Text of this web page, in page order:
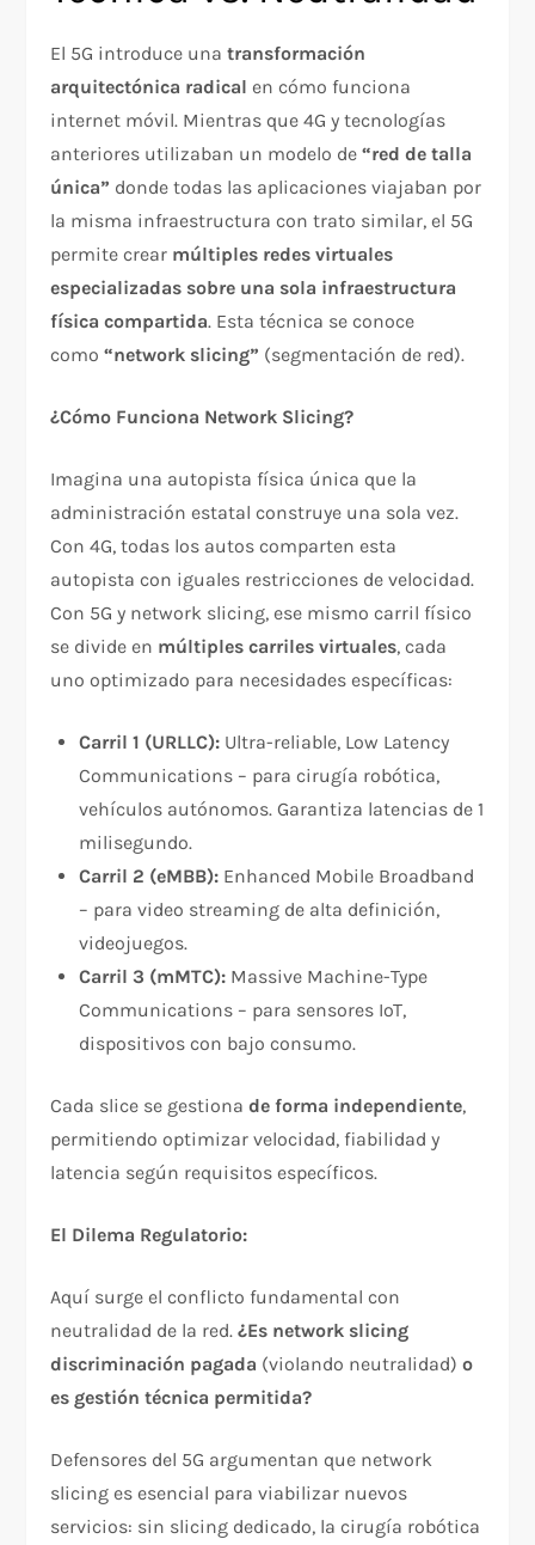
El 5G introduce unatransformación
arquitectónica radical en cómo funciona
internet móvil. Mientras que 4G y tecnologías
anteriores utilizaban un modelo de“red de talla
única” donde todas las aplicaciones viajaban por
la misma infraestructura con trato similar, el 5G
permite crear múltiples redes virtuales
especializadas sobre una sola infraestructura
física compartida. Esta técnica se conoce
como“network slicing” (segmentación de red).​
¿Cómo Funciona Network Slicing?
Imagina una autopista física única que la
administración estatal construye una sola vez.
Con 4G, todas los autos comparten esta
autopista con iguales restricciones de velocidad.
Con 5G y network slicing, ese mismo carril físico
se divide en múltiples carriles virtuales, cada
uno optimizado para necesidades específicas:​
Carril 1 (URLLC): Ultra-reliable, Low Latency
Communications – para cirugía robótica,
vehículos autónomos. Garantiza latencias de 1
milisegundo.
Carril 2 (eMBB): Enhanced Mobile Broadband
– para video streaming de alta definición,
videojuegos.
Carril 3 (mMTC): Massive Machine-Type
Communications – para sensores IoT,
dispositivos con bajo consumo.
Cada slice se gestionade forma independiente,
permitiendo optimizar velocidad, fiabilidad y
latencia según requisitos específicos.​
El Dilema Regulatorio:
Aquí surge el conflicto fundamental con
neutralidad de la red.¿Es network slicing
discriminación pagada (violando neutralidad)o
es gestión técnica permitida?
Defensores del 5G argumentan que network
slicing es esencial para viabilizar nuevos
servicios: sin slicing dedicado, la cirugía robótica